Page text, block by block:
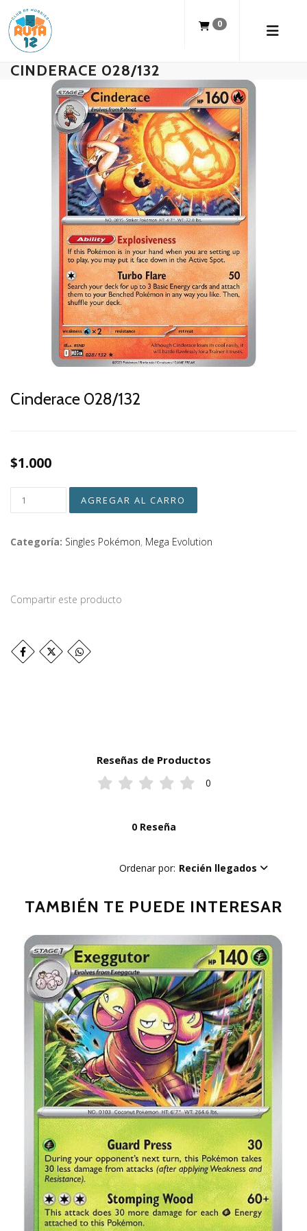
0
CINDERACE 028/132
Cinderace 028/132
$1.000
Categoría: Singles Pokémon, Mega Evolution
Compartir este producto
Reseñas de Productos
0
0 Reseña
Ordenar por: Recién llegados
TAMBIÉN TE PUEDE INTERESAR